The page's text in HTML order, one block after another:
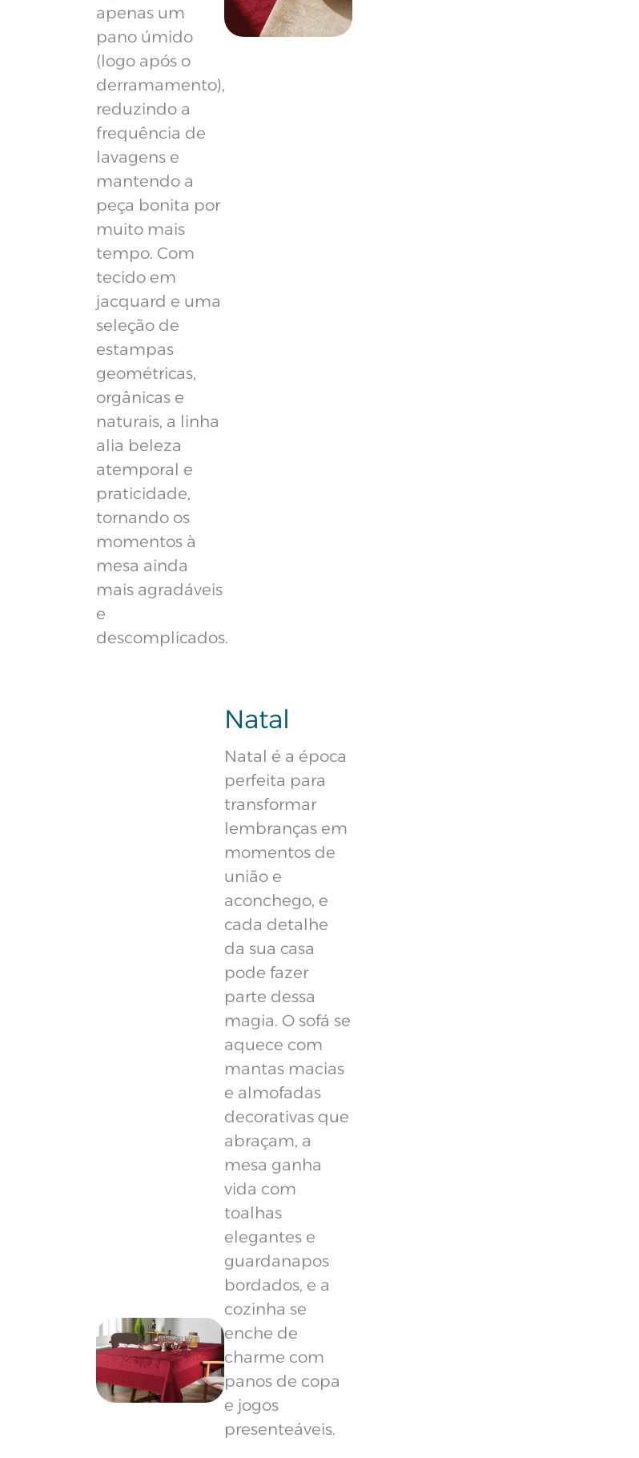
apenas um
pano úmido
(logo após o
derramamento),
reduzindo a
frequência de
lavagens e
mantendo a
peça bonita por
muito mais
tempo. Com
tecido em
jacquard e uma
seleção de
estampas
geométricas,
orgânicas e
naturais, a linha
alia beleza
atemporal e
praticidade,
tornando os
momentos à
mesa ainda
mais agradáveis
e
descomplicados.
Natal
Natal é a época
perfeita para
transformar
lembranças em
momentos de
união e
aconchego, e
cada detalhe
da sua casa
pode fazer
parte dessa
magia. O sofá se
aquece com
mantas macias
e almofadas
decorativas que
abraçam, a
mesa ganha
vida com
toalhas
elegantes e
guardanapos
bordados, e a
cozinha se
enche de
charme com
panos de copa
e jogos
presenteáveis.